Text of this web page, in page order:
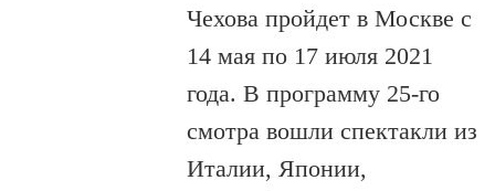
Чехова пройдет в Москве с
14 мая по 17 июля 2021
года. В программу 25-го
смотра вошли спектакли из
Италии, Японии,